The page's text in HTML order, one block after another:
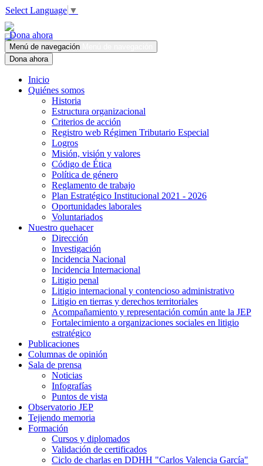
Select Language ▼
Dona ahora
Menú de navegación
Dona ahora
Inicio
Quiénes somos
Historia
Estructura organizacional
Criterios de acción
Registro web Régimen Tributario Especial
Logros
Misión, visión y valores
Código de Ética
Política de género
Reglamento de trabajo
Plan Estratégico Institucional 2021 - 2026
Oportunidades laborales
Voluntariados
Nuestro quehacer
Dirección
Investigación
Incidencia Nacional
Incidencia Internacional
Litigio penal
Litigio internacional y contencioso administrativo
Litigio en tierras y derechos territoriales
Acompañamiento y representación común ante la JEP
Fortalecimiento a organizaciones sociales en litigio
estratégico
Publicaciones
Columnas de opinión
Sala de prensa
Noticias
Infografías
Puntos de vista
Observatorio JEP
Tejiendo memoria
Formación
Cursos y diplomados
Validación de certificados
Ciclo de charlas en DDHH "Carlos Valencia García"